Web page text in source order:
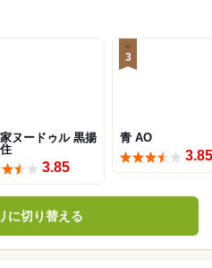
ヌードゥル 黒揚
3.85
3
青 AO
3.85
に切り替える